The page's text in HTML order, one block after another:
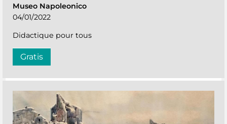
Museo Napoleonico
04/01/2022
Didactique pour tous
Gratis